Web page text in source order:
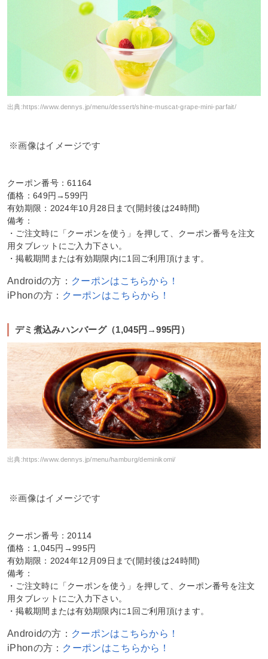
出典: https://www.dennys.jp/menu/dessert/shine-muscat-grape-mini-parfait/
※画像はイメージです
クーポン番号：61164
価格：649円→599円
有効期限：2024年10月28日まで(開封後は24時間)
備考：
・ご注文時に「クーポンを使う」を押して、クーポン番号を注文
用タブレットにご入力下さい。
・掲載期間または有効期限内に1回ご利用頂けます。
Androidの方： クーポンはこちらから！
iPhonの方： クーポンはこちらから！
デミ煮込みハンバーグ（1,045円→995円）
出典:https://www.dennys.jp/menu/hamburg/deminikomi/
※画像はイメージです
クーポン番号：20114
価格：1,045円→995円
有効期限：2024年12月09日まで(開封後は24時間)
備考：
・ご注文時に「クーポンを使う」を押して、クーポン番号を注文
用タブレットにご入力下さい。
・掲載期間または有効期限内に1回ご利用頂けます。
Androidの方： クーポンはこちらから！
iPhonの方： クーポンはこちらから！